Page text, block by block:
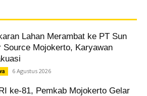
Lahan Merambat ke PT Sun
Source Mojokerto, Karyawan
6 Agustus 2026
ke-81, Pemkab Mojokerto Gelar